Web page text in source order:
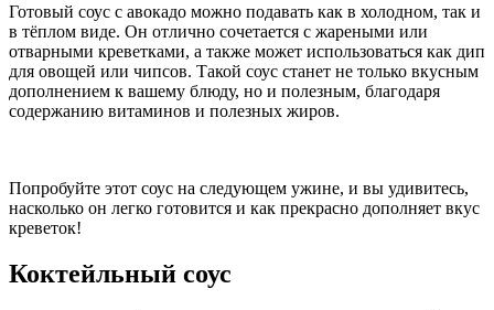
Готовый соус с авокадо можно подавать как в холодном, так и
в тёплом виде. Он отлично сочетается с жареными или
отварными креветками, а также может использоваться как дип
для овощей или чипсов. Такой соус станет не только вкусным
дополнением к вашему блюду, но и полезным, благодаря
содержанию витаминов и полезных жиров.
Попробуйте этот соус на следующем ужине, и вы удивитесь,
насколько он легко готовится и как прекрасно дополняет вкус
креветок!
Коктейльный соус